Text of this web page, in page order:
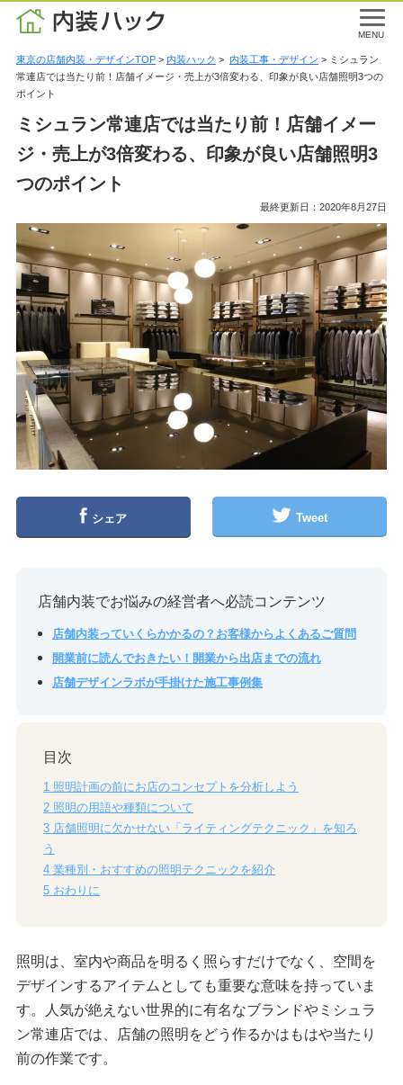
MENU
東京の店舗内装・デザインTOP> 内装ハック > 内装工事・デザイン > ミシュラン
常連店では当たり前！店舗イメージ・売上が3倍変わる、印象が良い店舗照明3つの
ポイント
ミシュラン常連店では当たり前！店舗イメー
ジ・売上が3倍変わる、印象が良い店舗照明3
つのポイント
最終更新日：2020年8月27日
シェア Tweet
店舗内装でお悩みの経営者へ必読コンテンツ
店舗内装っていくらかかるの？お客様からよくあるご質問
開業前に読んでおきたい！開業から出店までの流れ
店舗デザインラボが手掛けた施工事例集
目次
1照明計画の前にお店のコンセプトを分析しよう
2照明の用語や種類について
3店舗照明に欠かせない「ライティングテクニック」を知ろ
う
4業種別・おすすめの照明テクニックを紹介
5おわりに
照明は、室内や商品を明るく照らすだけでなく、空間を
デザインするアイテムとしても重要な意味を持っていま
す。人気が絶えない世界的に有名なブランドやミシュラ
ン常連店では、店舗の照明をどう作るかはもはや当たり
前の作業です。